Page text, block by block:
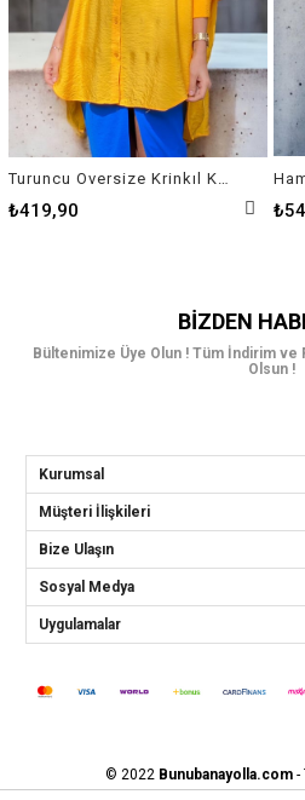
₺419,90
BIZDEN
Bültenimize Üye Olun ! Tüm İndirim ve
Olsun !
Kurumsal
Müşteri İlişkileri
Bize Ulaşın
Sosyal Medya
Uygulamalar
© 2022 Bunubanayolla.com-